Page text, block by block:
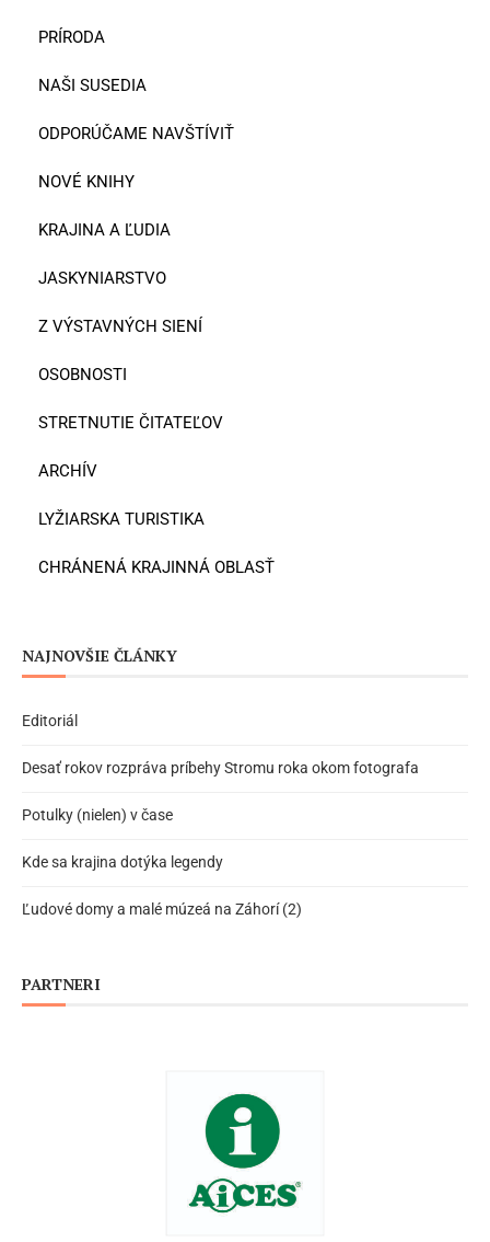
PRÍRODA
NAŠI SUSEDIA
ODPORÚČAME NAVŠTÍVIŤ
NOVÉ KNIHY
KRAJINA A ĽUDIA
JASKYNIARSTVO
Z VÝSTAVNÝCH SIENÍ
OSOBNOSTI
STRETNUTIE ČITATEĽOV
ARCHÍV
LYŽIARSKA TURISTIKA
CHRÁNENÁ KRAJINNÁ OBLASŤ
NAJNOVŠIE ČLÁNKY
Editoriál
Desať rokov rozpráva príbehy Stromu roka okom fotografa
Potulky (nielen) v čase
Kde sa krajina dotýka legendy
Ľudové domy a malé múzeá na Záhorí (2)
PARTNERI